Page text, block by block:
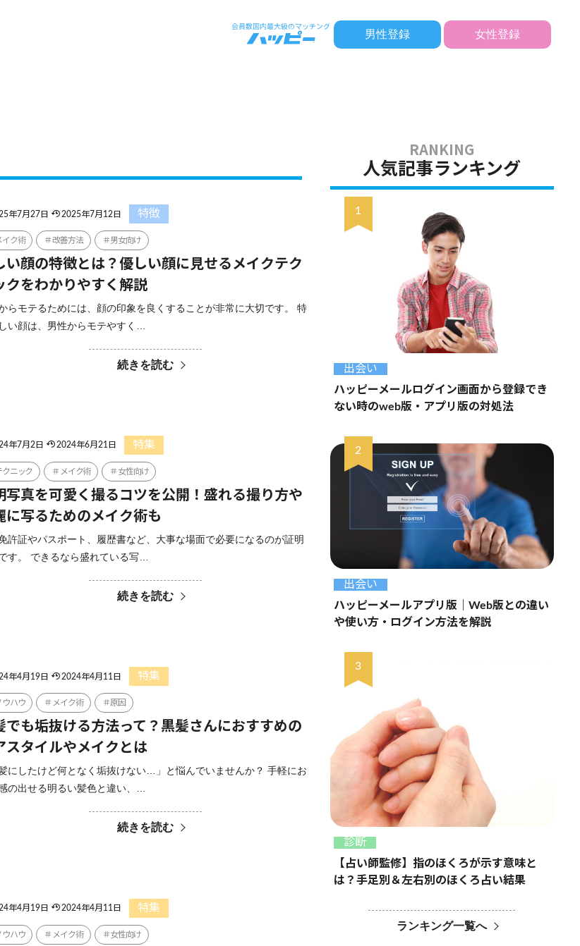
男性登録 女性登録
年7月27日 2025年7月12日 特徴
イク術 改善方法 男女向け
い顔の特徴とは？優しい顔に見せるメイクテク
クをわかりやすく解説
らモテるためには、顔の印象を良くすることが非常に大切です。 特
い顔は、男性からモテやすく…
続きを読む
年7月2日 2024年6月21日 特集
クニック メイク術 女性向け
写真を可愛く撮るコツを公開！盛れる撮り方や
に写るためのメイク術も
許証やパスポート、履歴書など、大事な場面で必要になるのが証明
す。 できるなら盛れている写…
続きを読む
年4月19日 2024年4月11日 特集
ウハウ メイク術 原因
でも垢抜ける方法って？黒髪さんにおすすめの
スタイルやメイクとは
髪にしたけど何となく垢抜けない…」と悩んでいませんか？ 手軽にお
の出せる明るい髪色と違い、…
続きを読む
年4月19日 2024年4月11日 特集
ウハウ メイク術 女性向け
人気記事ランキング
出会い
ハッピーメールログイン画面から登録でき
ない時のweb版・アプリ版の対処法
出会い
ハッピーメールアプリ版｜Web版との違い
や使い方・ログイン方法を解説
診断
【占い師監修】指のほくろが示す意味と
は？手足別＆左右別のほくろ占い結果
ランキング一覧へ